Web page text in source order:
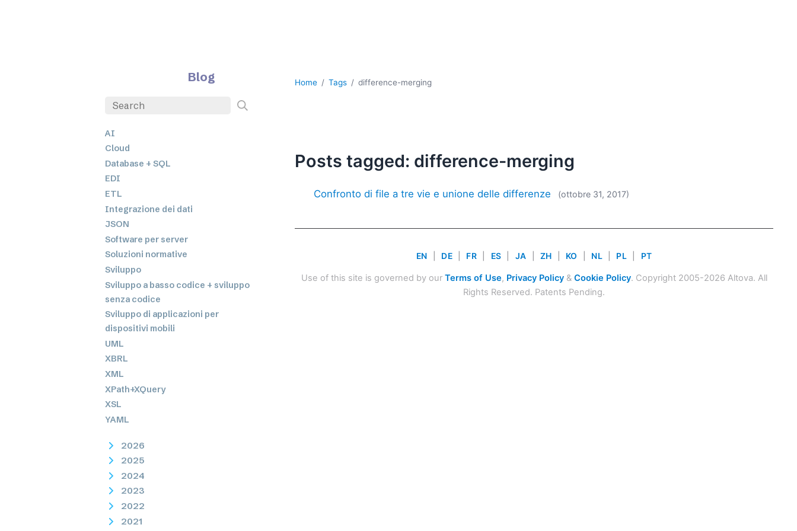
Blog
AI
Cloud
Database + SQL
EDI
ETL
Integrazione dei dati
JSON
Software per server
Soluzioni normative
Sviluppo
Sviluppo a basso codice + sviluppo
senza codice
Sviluppo di applicazioni per
dispositivi mobili
UML
XBRL
XML
XPath+XQuery
XSL
YAML
2026
2025
2024
2023
2022
2021
Home Tags difference-merging
Posts tagged: difference-merging
Confronto di file a tre vie e unione delle differenze (ottobre 31, 2017)
EN DE FR ES JA ZH KO NL PL PT
Use of this site is governed by our Terms of Use, Privacy Policy& Cookie Policy. Copyright 2005-2026 Altova. All
Rights Reserved. Patents Pending.